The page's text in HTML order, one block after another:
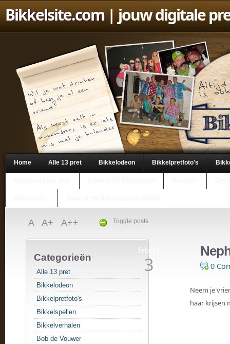
Bikkelsite.com| jouw digitale
Home Alle 13 pret Bikkelodeon Bikkelpretfoto's
Toggle posts
A A+ A++
Categorieën
Alle 13 pret
Bikkelodeon
Bikkelpretfoto's
Bikkelspellen
Bikkelverhalen
Bob de Vouwer
feb/11
3 0
Neem je
haar krijsen